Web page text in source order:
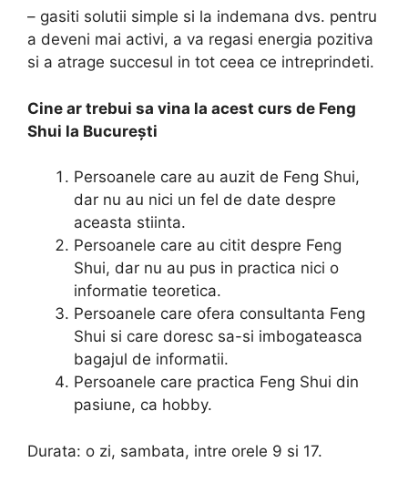
– gasiti solutii simple si la indemana dvs. pentru
a deveni mai activi, a va regasi energia pozitiva
si a atrage succesul in tot ceea ce intreprindeti.
Cine ar trebui sa vina la acest curs de Feng
Shui la București
Persoanele care au auzit de Feng Shui,
dar nu au nici un fel de date despre
aceasta stiinta.
Persoanele care au citit despre Feng
Shui, dar nu au pus in practica nici o
informatie teoretica.
Persoanele care ofera consultanta Feng
Shui si care doresc sa-si imbogateasca
bagajul de informatii.
Persoanele care practica Feng Shui din
pasiune, ca hobby.
Durata: o zi, sambata, intre orele 9 si 17.